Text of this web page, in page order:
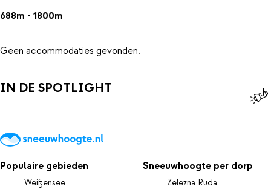
688m - 1800m
Geen accommodaties gevonden.
IN DE SPOTLIGHT
Populaire gebieden
Weißensee
Sneeuwhoogte per dorp
Zelezna Ruda